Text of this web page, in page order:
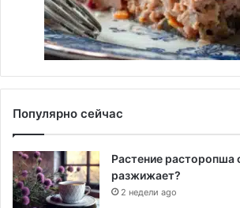
Популярно сейчас
Растение расторопша
разжижает?
2 недели ago